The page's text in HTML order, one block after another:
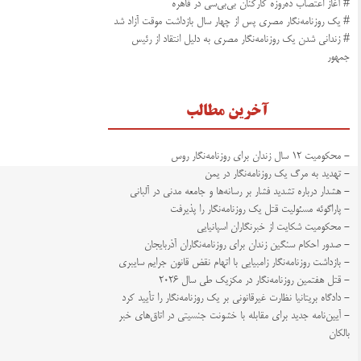
# آغاز اعتصاب ده‌روزه کارکنان بی‌بی‌سی در قاهره
# یک روزنامه‌نگار مصری پس از چهار سال بازداشت موقت آزاد شد
# زندانی شدن یک روزنامه‌نگار مصری به دلیل انتقاد از رئیس
جمهور
آخرین مطالب
- محکومیت ۱۲ سال زندان برای روزنامه‌نگار روس
- تهدید به مرگ یک روزنامه‌نگار در یمن
- هشدار درباره تشدید فشار بر رسانه‌ها و جامعه مدنی در آلبانی
- پاراگوئه مسئولیت قتل یک روزنامه‌نگار را پذیرفت
- محکومیت شکایت از خبرنگاران اسپانیایی
- صدور احکام سنگین زندان برای روزنامه‌نگاران آذربایجان
- بازداشت روزنامه‌نگار زامبیایی با اتهام نقض قانون جرایم سایبری
- قتل هفتمین روزنامه‌نگار در مکزیک طی سال ۲۰۲۶
- دادگاه بریتانیا نظارت غیرقانونی بر یک روزنامه‌نگار را تأیید کرد
- آیین‌نامه جدید برای مقابله با خشونت جنسیتی در اتاق‌های خبر
بالکان